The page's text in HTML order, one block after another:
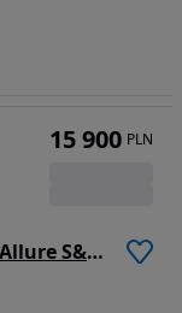
Peugeot 3008 1.6 PureTech HYbrid Allure S&S EAT8
15 900 PLN